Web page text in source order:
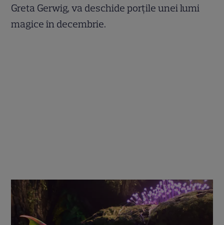
Greta Gerwig, va deschide porțile unei lumi
magice în decembrie.